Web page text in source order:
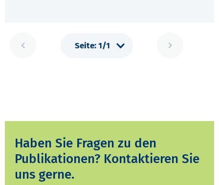
Haben Sie Fragen zu den
Publikationen? Kontaktieren Sie
uns gerne.